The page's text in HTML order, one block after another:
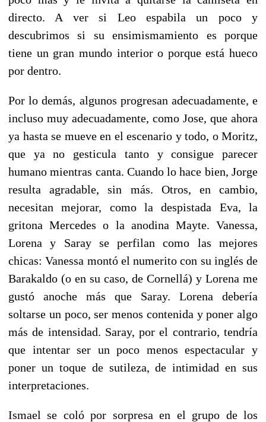
directo. A ver si Leo espabila un poco y
descubrimos si su ensimismamiento es porque
tiene un gran mundo interior o porque está hueco
por dentro.
Por lo demás, algunos progresan adecuadamente, e
incluso muy adecuadamente, como Jose, que ahora
ya hasta se mueve en el escenario y todo, o Moritz,
que ya no gesticula tanto y consigue parecer
humano mientras canta. Cuando lo hace bien, Jorge
resulta agradable, sin más. Otros, en cambio,
necesitan mejorar, como la despistada Eva, la
gritona Mercedes o la anodina Mayte. Vanessa,
Lorena y Saray se perfilan como las mejores
chicas: Vanessa montó el numerito con su inglés de
Barakaldo (o en su caso, de Cornellá) y Lorena me
gustó anoche más que Saray. Lorena debería
soltarse un poco, ser menos contenida y poner algo
más de intensidad. Saray, por el contrario, tendría
que intentar ser un poco menos espectacular y
poner un toque de sutileza, de intimidad en sus
interpretaciones.
Ismael se coló por sorpresa en el grupo de los